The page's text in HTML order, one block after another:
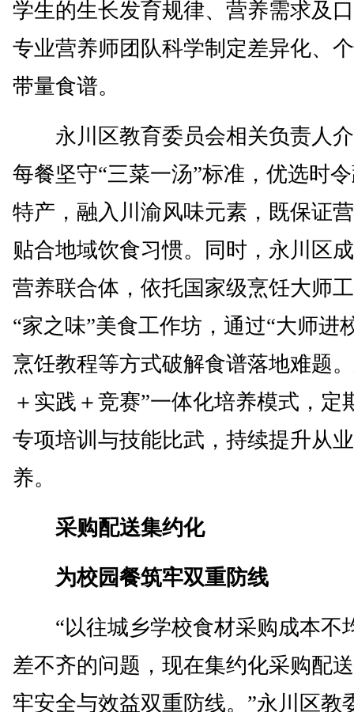
学生的生长发育规律、营养需求及
专业营养师团队科学制定差异化、
带量食谱。
永川区教育委员会相关负责人介
每餐坚守“三菜一汤”标准，优选时
特产，融入川渝风味元素，既保证
贴合地域饮食习惯。同时，永川区
营养联合体，依托国家级烹饪大师
“家之味”美食工作坊，通过“大师进
烹饪教程等方式破解食谱落地难题
＋实践＋竞赛”一体化培养模式，定
专项培训与技能比武，持续提升从
养。
采购配送集约化
为校园餐筑牢双重防线
“以往城乡学校食材采购成本不
差不齐的问题，现在集约化采购配
牢安全与效益双重防线。”永川区教